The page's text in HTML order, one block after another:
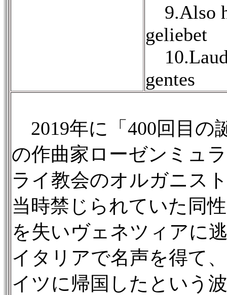
9.Also
geliebet
gentes
2019年に「400回目の
の作曲家ローゼンミュ
ライ教会のオルガニス
当時禁じられていた同
を失いヴェネツィアに
イタリアで名声を得て
イツに帰国したという